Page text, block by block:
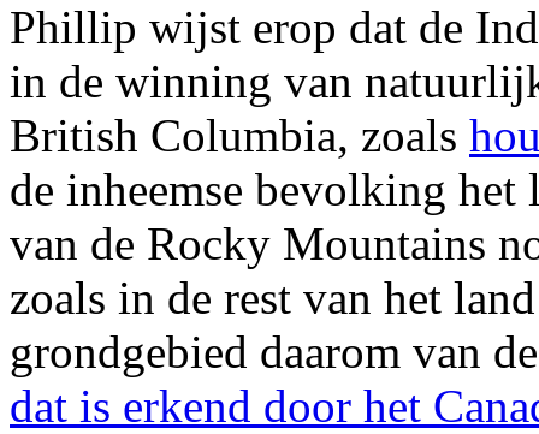
Phillip wijst erop dat de
in de winning van
British Columbia, zoals
de inheemse bevolking
van de Rocky Mountains
zoals in de rest van het
grondgebied daarom van
dat is erkend door het